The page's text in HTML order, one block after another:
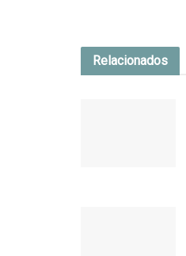
Relacionados